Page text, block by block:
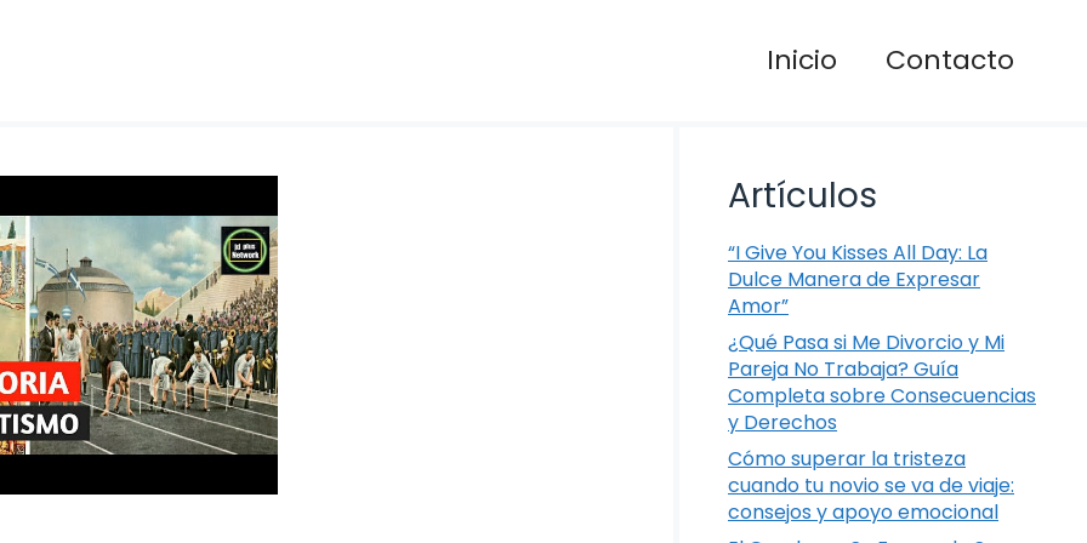
Inicio Contacto
Artículos
“I Give You Kisses All Day: La
Dulce Manera de Expresar
Amor”
¿Qué Pasa si Me Divorcio y Mi
Pareja No Trabaja? Guía
Completa sobre Consecuencias
y Derechos
Cómo superar la tristeza
cuando tu novio se va de viaje:
consejos y apoyo emocional